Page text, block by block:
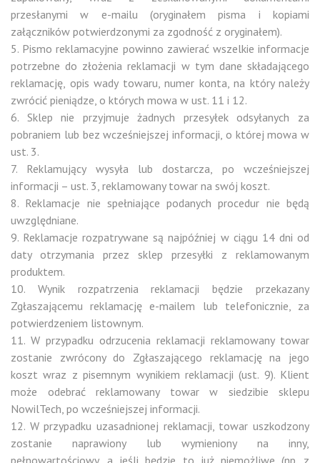
przesłanymi w e-mailu (oryginałem pisma i kopiami
załączników potwierdzonymi za zgodność z oryginałem).
5. Pismo reklamacyjne powinno zawierać wszelkie informacje
potrzebne do złożenia reklamacji w tym dane składającego
reklamację, opis wady towaru, numer konta, na który należy
zwrócić pieniądze, o których mowa w ust. 11 i 12.
6. Sklep nie przyjmuje żadnych przesyłek odsyłanych za
pobraniem lub bez wcześniejszej informacji, o której mowa w
ust. 3.
7. Reklamujący wysyła lub dostarcza, po wcześniejszej
informacji – ust. 3, reklamowany towar na swój koszt.
8. Reklamacje nie spełniające podanych procedur nie będą
uwzględniane.
9. Reklamacje rozpatrywane są najpóźniej w ciągu 14 dni od
daty otrzymania przez sklep przesyłki z reklamowanym
produktem.
10. Wynik rozpatrzenia reklamacji będzie przekazany
Zgłaszającemu reklamację e-mailem lub telefonicznie, za
potwierdzeniem listownym.
11. W przypadku odrzucenia reklamacji reklamowany towar
zostanie zwrócony do Zgłaszającego reklamację na jego
koszt wraz z pisemnym wynikiem reklamacji (ust. 9). Klient
może odebrać reklamowany towar w siedzibie sklepu
NowilTech, po wcześniejszej informacji.
12. W przypadku uzasadnionej reklamacji, towar uszkodzony
zostanie naprawiony lub wymieniony na inny,
pełnowartościowy, a jeśli będzie to już niemożliwe (np. z